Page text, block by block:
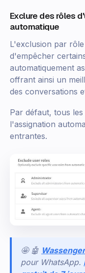
Exclure des rôles
automatique
L'exclusion par
d'empêcher
automatiquement
offrant ainsi un
des conversations
Par défaut, tous
l'assignation
entrantes.
🤩 🤖 Wassenger
pour WhatsApp.